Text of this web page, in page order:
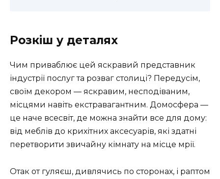
Розкіш у деталях
Чим приваблює цей яскравий представник
індустрії послуг та розваг столиці? Передусім,
своїм декором — яскравим, несподіваним,
місцями навіть екстравагантним. Домосфера —
це наче всесвіт, де можна знайти все для дому:
від меблів до крихітних аксесуарів, які здатні
перетворити звичайну кімнату на місце мрії.
Отак от гуляєш, дивлячись по сторонах, і раптом